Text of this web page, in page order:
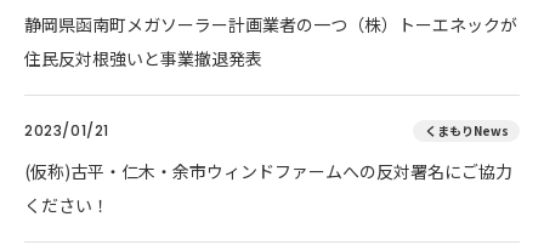
静岡県函南町メガソーラー計画業者の一つ（株）トーエネックが
住民反対根強いと事業撤退発表
2023/01/21 くまもりNews
(仮称)古平・仁木・余市ウィンドファームへの反対署名にご協力
ください！